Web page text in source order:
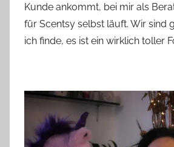
Kunde ankommt, bei mir als
für Scentsy selbst läuft. Wir sind
ich finde, es ist ein wirklich toller